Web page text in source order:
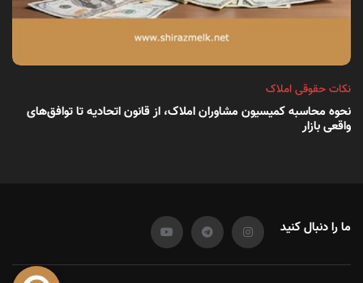
نکات حقوقی املاک
نحوه محاسبه کمیسیون مشاوران املاک، از قانون اتحادیه تا توافق‌های
واقعی بازار
ما را دنبال کنید